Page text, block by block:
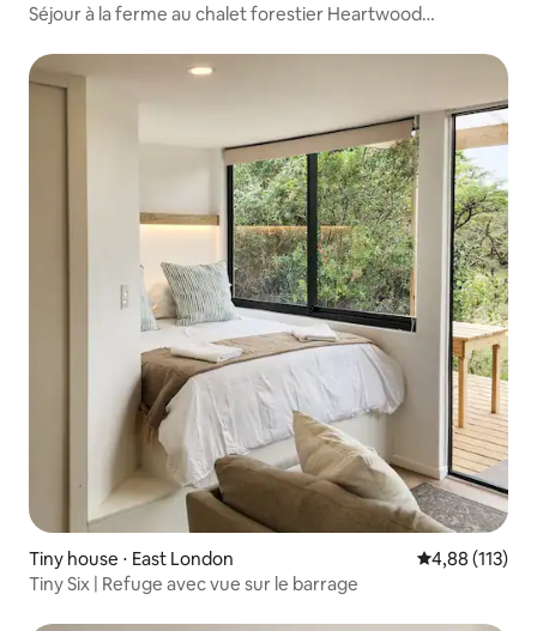
Séjour à la ferme au chalet forestier Heartwood
Tiny house ⋅ East London Évaluation
4,88 (113)
Tiny Six | Refuge avec vue sur le barrage